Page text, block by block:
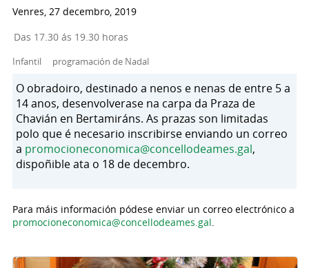
Venres, 27 decembro, 2019
Das 17.30 ás 19.30 horas
Infantil programación de Nadal
O obradoiro, destinado a nenos e nenas de entre 5 a
14 anos, desenvolverase na carpa da Praza de
Chavián en Bertamiráns. As prazas son limitadas
polo que é necesario inscribirse enviando un correo
a promocioneconomica@concellodeames.gal,
dispoñible ata o 18 de decembro.
Para máis información pódese enviar un correo electrónico a
promocioneconomica@concellodeames.gal.